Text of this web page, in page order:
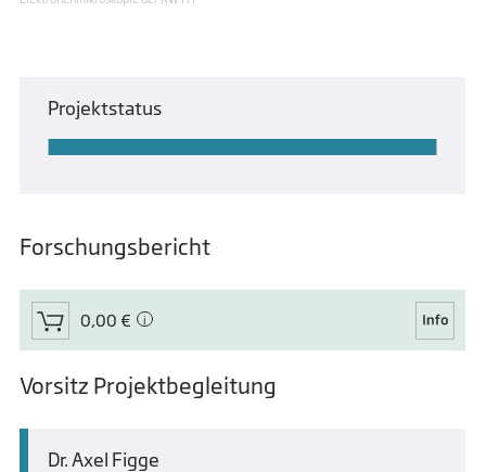
Projektstatus
Forschungsbericht
0,00 €
Vorsitz Projektbegleitung
Dr. Axel Figge